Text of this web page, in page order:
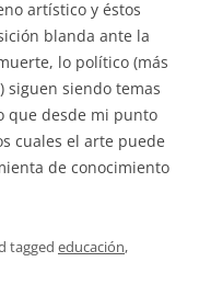
artístico y éstos
blanda ante la
lo político (más
siendo temas
que desde mi punto
cuales el arte puede
de conocimiento
tagged educación,